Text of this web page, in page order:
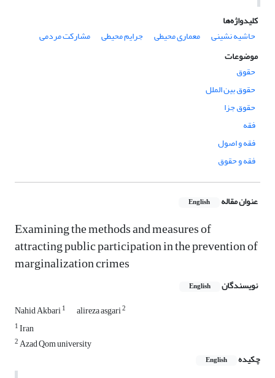
کلیدواژه‌ها
حاشیه نشینی
معماری محیطی جرایم محیطی
مشارکت مردمی
موضوعات
حقوق
حقوق بین الملل
حقوق جزا
فقه
فقه و اصول
فقه و حقوق
عنوان مقاله English
Examining the methods and measures of
attracting public participation in the prevention of
marginalization crimes
نویسندگان English
Nahid Akbari1 alireza asgari2
1Iran
2Azad Qom university
چکیده
English